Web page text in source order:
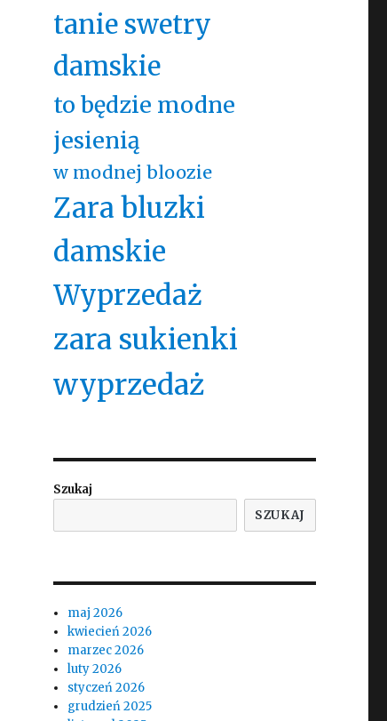
tanie swetry
damskie
to będzie modne
jesienią
w modnej bloozie
Zara bluzki
damskie
Wyprzedaż
zara sukienki
wyprzedaż
Szukaj
SZUKAJ
maj 2026
kwiecień 2026
marzec 2026
luty 2026
styczeń 2026
grudzień 2025